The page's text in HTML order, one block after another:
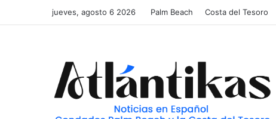
jueves, agosto 6 2026 Palm Beach Costa del Tesoro